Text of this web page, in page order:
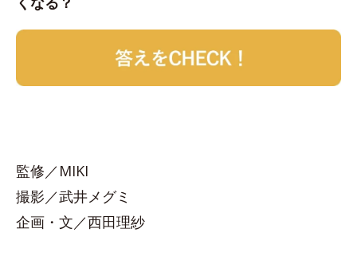
監修／MIKI
撮影／武井メグミ
企画・文／西田理紗